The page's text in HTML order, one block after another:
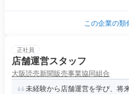
この企業の類
正社員
店舗運営スタッフ
大阪読売新聞販売事業協同組合
未経験から店舗運営を学び、将